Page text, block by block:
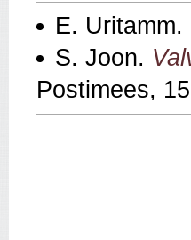
E.
S. Joon.
Postimees,